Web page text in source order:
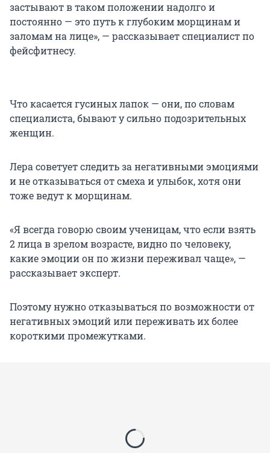
застывают в таком положении надолго и
постоянно — это путь к глубоким морщинам и
заломам на лице», — рассказывает специалист по
фейсфитнесу.
Что касается гусиных лапок — они, по словам
специалиста, бывают у сильно подозрительных
женщин.
Лера советует следить за негативными эмоциями
и не отказываться от смеха и улыбок, хотя они
тоже ведут к морщинам.
«Я всегда говорю своим ученицам, что если взять
2 лица в зрелом возрасте, видно по человеку,
какие эмоции он по жизни переживал чаще», —
рассказывает эксперт.
Поэтому нужно отказываться по возможности от
негативных эмоций или переживать их более
короткими промежутками.